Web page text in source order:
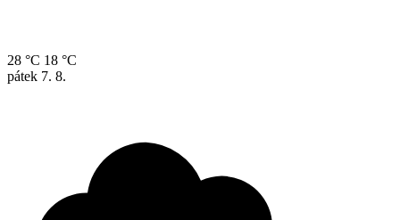
28 °C 18 °C
pátek 7. 8.